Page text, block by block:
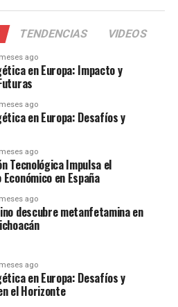
satisfecho con el
en el primer partido, aunque
que representa el Levante.
defensa, pero juega también
rápidos, así que tendremos
de ello”, señaló Flick,
para los seguidores del
de Robert Lewandowski,
una lesión. Sin embargo, Flick
completa en el
estado pensando sobre
partido, pero al final hay que
entrenador.
TENDENCIAS VIDEOS
ago
en Europa: Impacto y
ago
en Europa: Desafíos y
ago
Tecnológica Impulsa el
en España
ago
descubre metanfetamina en
ago
en Europa: Desafíos y
el Horizonte